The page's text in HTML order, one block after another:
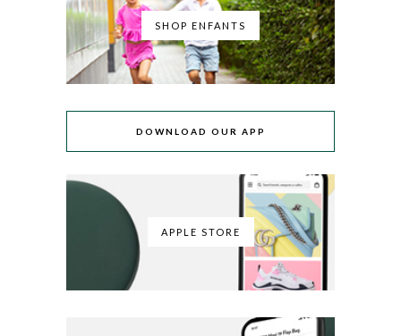
SHOP ENFANTS
DOWNLOAD OUR APP
APPLE STORE